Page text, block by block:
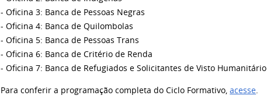
- Oficina 3: Banca de Pessoas Negras
- Oficina 4: Banca de Quilombolas
- Oficina 5: Banca de Pessoas Trans
- Oficina 6: Banca de Critério de Renda
- Oficina 7: Banca de Refugiados e Solicitantes de Visto Humanitário
Para conferir a programação completa do Ciclo Formativo,acesse.